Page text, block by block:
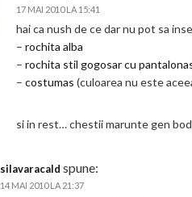
17 MAI 2010 LA 15:41
hai ca nush de ce dar nu pot sa
– rochita alba
– rochita stil gogosar cu
– costumas (culoarea nu este
si in rest… chestii marunte gen
silavaracald spune:
14 MAI 2010 LA 21:37